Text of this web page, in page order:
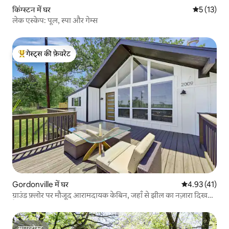
किंग्स्टन में घर औसत रेटिंग
5 (13)
लेक एस्केप: पूल, स्पा और गेम्स
गेस्ट्स का टॉप फ़ेवरेट
गेस्ट्स की फ़ेवरेट
Gordonville में घर औसत रेटिंग 5 में
4.93 (41)
ग्राउंड फ़्लोर पर मौजूद आरामदायक केबिन, जहाँ से झील का नज़ारा दिखता